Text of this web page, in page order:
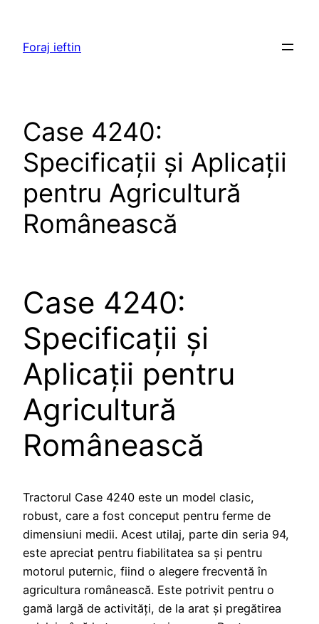
content
Foraj ieftin
Case 4240:
Specificații și Aplicații
pentru Agricultură
Românească
Case 4240:
Specificații și
Aplicații pentru
Agricultură
Românească
Tractorul Case 4240 este un model clasic,
robust, care a fost conceput pentru ferme de
dimensiuni medii. Acest utilaj, parte din seria 94,
este apreciat pentru fiabilitatea sa și pentru
motorul puternic, fiind o alegere frecventă în
agricultura românească. Este potrivit pentru o
gamă largă de activități, de la arat și pregătirea